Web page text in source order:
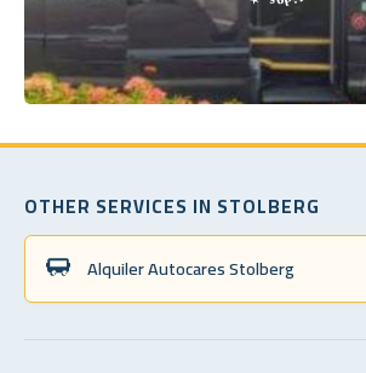
OTHER SERVICES IN STOLBERG
Alquiler Autocares Stolberg